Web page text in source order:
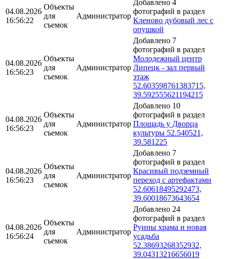
04.08.2026
16:56:22
Объекты
для
съемок
Администратор
Добавлено 4
фотографий в раздел
Кленово дубовый лес с
опушкой
04.08.2026
16:56:23
Объекты
для
съемок
Администратор
Добавлено 7
фотографий в раздел
Молодежный центр
Липецк - зал первый
этаж
52.603598761383715,
39.592555621194215
04.08.2026
16:56:23
Объекты
для
съемок
Администратор
Добавлено 10
фотографий в раздел
Площадь у Дворца
культуры 52.540521,
39.581225
04.08.2026
16:56:23
Объекты
для
съемок
Администратор
Добавлено 7
фотографий в раздел
Красивый подземный
переход с артефактами
52.60618495292473,
39.60018673643654
04.08.2026
16:56:24
Объекты
для
съемок
Администратор
Добавлено 24
фотографий в раздел
Руины храма и новая
усадьба
52.38693268352932,
39.04313216656019